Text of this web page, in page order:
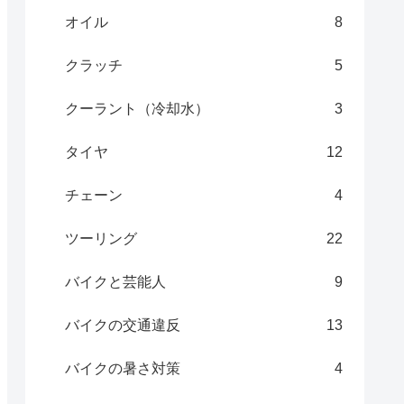
オイル 8
クラッチ 5
クーラント（冷却水） 3
タイヤ 12
チェーン 4
ツーリング 22
バイクと芸能人 9
バイクの交通違反 13
バイクの暑さ対策 4